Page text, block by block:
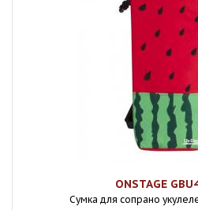
ONSTAGE
Сумка для сопрано